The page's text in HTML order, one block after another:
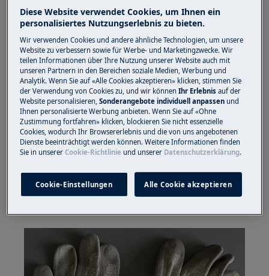
necessario sostituire la porta completa. Se hai i
dettagli del tuo modello, puoi fare clic sul tuo
marchio qui sotto per verificare se è disponibile,
TI CONSIGLIAMOdi contattare il nostro partner
di assistenza per organizzare una visita da uno
dei nostri ingegneri completamente formati che
può sostituire la parte per te ...
La sostituzione della guarnizione della porta
non è un compito semplice e richiede alcune
competenze di base fai-da-te. Richiede anche
indossare guanti protettivi. Non procedere con
la riparazione senza prima leggere l'avvertenza
Diese Website verwendet Cookies, um Ihnen ein
personalisiertes Nutzungserlebnis zu bieten.
Wir verwenden Cookies und andere ähnliche Technologien, um unsere
Website zu verbessern sowie für Werbe- und Marketingzwecke. Wir
teilen Informationen über Ihre Nutzung unserer Website auch mit
unseren Partnern in den Bereichen soziale Medien, Werbung und
Analytik. Wenn Sie auf «Alle Cookies akzeptieren» klicken, stimmen Sie
der Verwendung von Cookies zu, und wir könnenIhr Erlebnisauf der
Website personalisieren,Sonderangebote individuell anpassen und
Ihnen personalisierte Werbung anbieten. Wenn Sie auf «Ohne
Zustimmung fortfahren» klicken, blockieren Sie nicht essenzielle
Cookies, wodurch Ihr Browsererlebnis und die von uns angebotenen
Dienste beeinträchtigt werden können. Weitere Informationen finden
Sie in unsererCookie-Richtlinie und unserer Datenschutzerklärung.
Cookie-Einstellungen Alle Cookie akzeptieren